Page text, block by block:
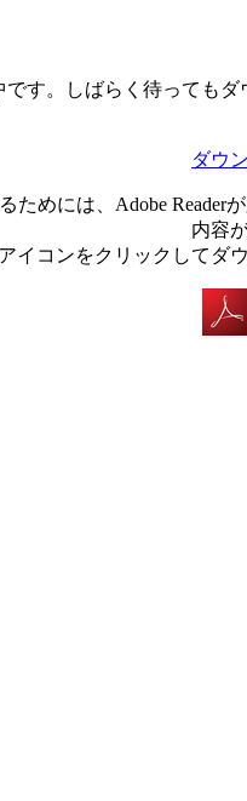
す。しばらく待っても
ダウ
ためには、Adobe
内容
イコンをクリックしてダ